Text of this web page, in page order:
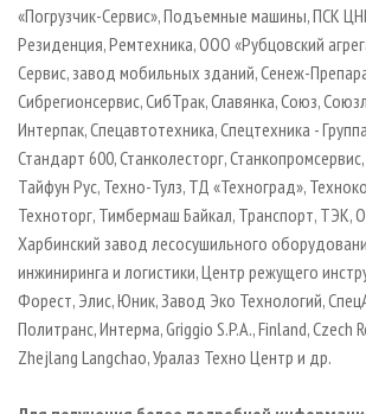
«Погрузчик-Сервис», Подъемные машины, ПСК
Резиденция, Ремтехника, ООО «Рубцовский
Сервис, завод мобильных зданий, Сенеж-
Сибрегионсервис, СибТрак, Славянка, Союз,
Интерпак, Спецавтотехника, Спецтехника -
Стандарт 600, Станколесторг,
Тайфун Рус, Техно-Тулз, ТД «Техноград»,
Техноторг, Тимбермаш Байкал, Транспорт, ТЭК,
Харбинский завод лесосушильного
инжиниринга и логистики, Центр режущего
Форест, Элис, Юник, Завод Эко Технологий,
Политранс, Интерма, Griggio S.P.A., Finland, Czech
Zhejlang Langchao, Уралаз Техно Центр и др.